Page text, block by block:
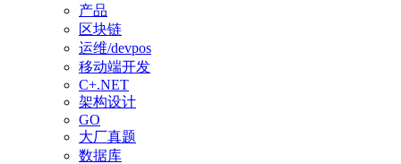
产品
区块链
运维/devpos
移动端开发
C+.NET
架构设计
GO
大厂真题
数据库